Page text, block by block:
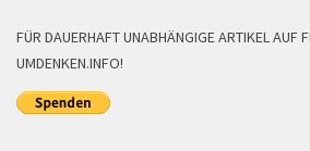
FÜR DAUERHAFT UNABHÄNGIGE ARTIKEL AUF
UMDENKEN.INFO!